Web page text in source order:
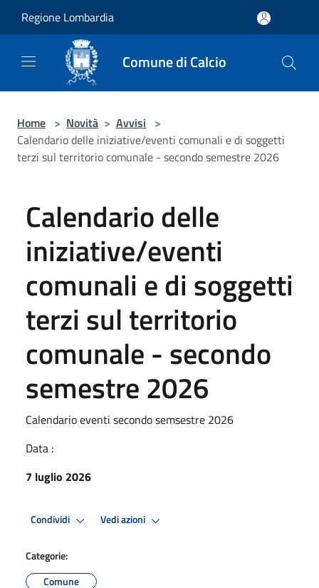
Regione Lombardia
Comune di Calcio
Home > Novità > Avvisi >
Calendario delle iniziative/eventi comunali e di soggetti
terzi sul territorio comunale - secondo semestre 2026
Calendario delle
iniziative/eventi
comunali e di soggetti
terzi sul territorio
comunale - secondo
semestre 2026
Calendario eventi secondo semsestre 2026
Data :
7 luglio 2026
Condividi Vedi azioni
Categorie:
Comune